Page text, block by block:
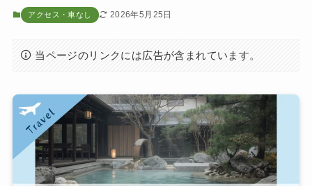
アクセス・車なし 2026年5月25日
当ページのリンクには広告が含まれています。